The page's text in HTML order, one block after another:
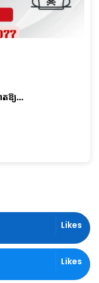
ឱ្យ...
Likes
Likes